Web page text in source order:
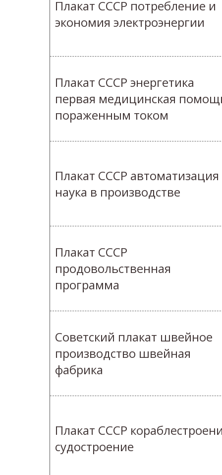
Плакат СССР потребление и
экономия электроэнергии
Плакат СССР энергетика
первая медицинская
пораженным током
Плакат СССР
наука в производстве
Плакат СССР
продовольственная
программа
Советский плакат швейное
производство швейная
фабрика
Плакат СССР
судостроение